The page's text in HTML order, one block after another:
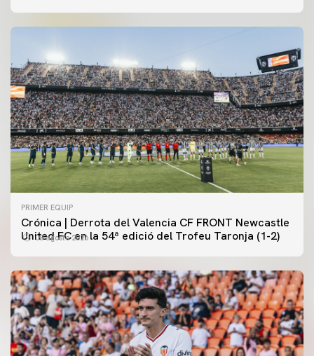
PRIMER EQUIP
Crónica | Derrota del Valencia CF FRONT Newcastle
United FC en la 54ª edició del Trofeu Taronja (1-2)
08 agosto 2026